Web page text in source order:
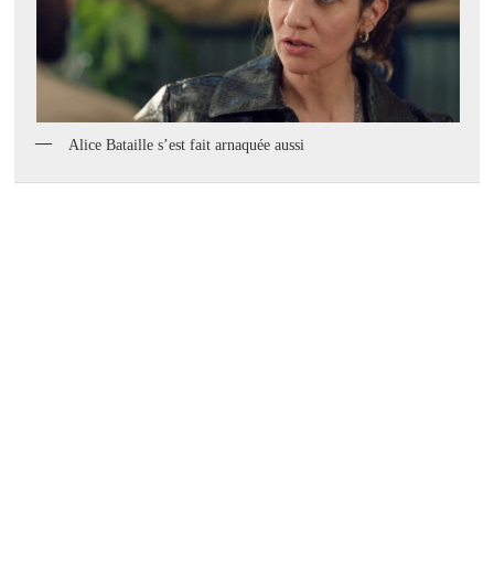
Alice Bataille s’est fait arnaquée aussi